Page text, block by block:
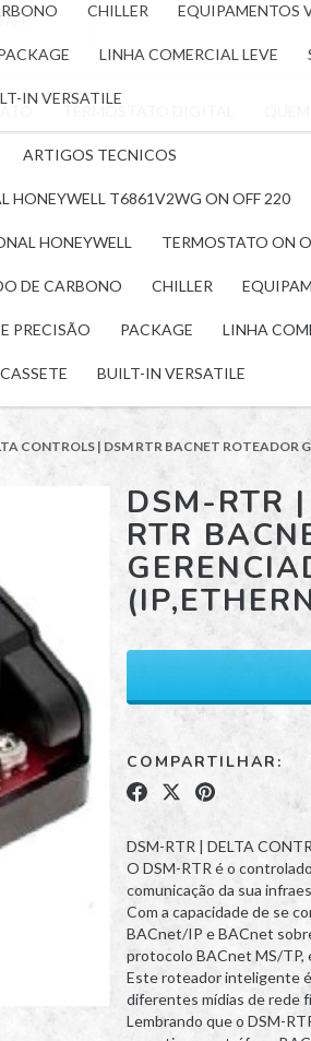
CHILLER EQUIPAMENTOS
LINHA COMERCIAL LEVE
IN VERSATILE
APP:
ARTIGOS TECNICOS
HONEYWELL T6861V2WG ON OFF 220
HONEYWELL TERMOSTATO ON
DE CARBONO CHILLER
PRECISÃO PACKAGE LINHA
CASSETE BUILT-IN VERSATILE
CONTROLS | DSM RTR BACNET ROTEADOR
DSM-RTR
RTR
COMPARTILHAR:
DSM-RTR | DELTA
O DSM-RTR é o
comunicação da sua
Com a capacidade de se
BACnet/IP e BACnet
protocolo BACnet MS/TP,
Este roteador inteligente
diferentes mídias de rede
Lembrando que o DSM-